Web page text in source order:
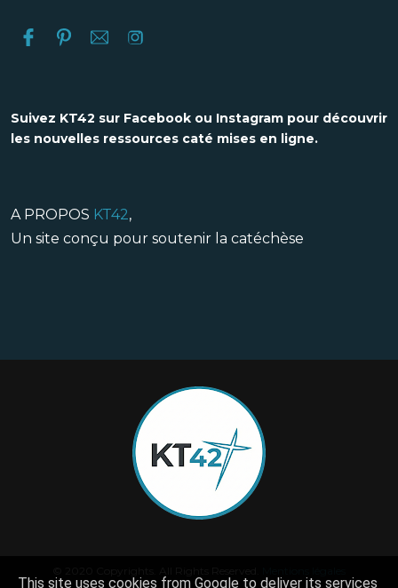
Suivez KT42 sur Facebook ou Instagram pour découvrir
les nouvelles ressources caté mises en ligne.
A PROPOS KT42,
Un site conçu pour soutenir la catéchèse
This site uses cookies from Google to deliver its services